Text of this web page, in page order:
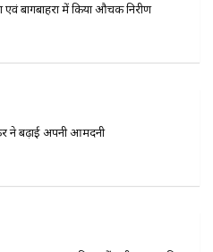
एवं बागबाहरा में किया औचक निरीक्षण
ने बढ़ाई अपनी आमदनी